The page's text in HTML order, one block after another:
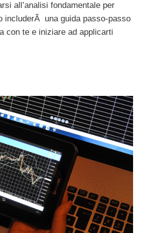
all’analisi fondamentale per
includerÃ una guida passo-passo
con te e iniziare ad applicarti